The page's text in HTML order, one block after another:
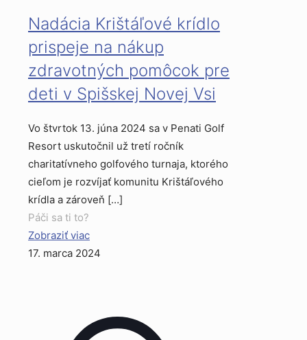
Nadácia Krištáľové krídlo
prispeje na nákup
zdravotných pomôcok pre
deti v Spišskej Novej Vsi
Vo štvrtok 13. júna 2024 sa v Penati Golf
Resort uskutočnil už tretí ročník
charitatívneho golfového turnaja, ktorého
cieľom je rozvíjať komunitu Krištáľového
krídla a zároveň […]
Páči sa ti to?
Zobraziť viac
17. marca 2024